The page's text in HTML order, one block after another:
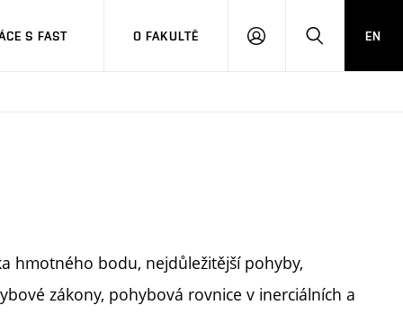
S FAST O FAKULTĚ
PŘIHLÁSITHLEDAT
EN
hmotného bodu, nejdůležitější pohyby,
zákony, pohybová rovnice v inerciálních a